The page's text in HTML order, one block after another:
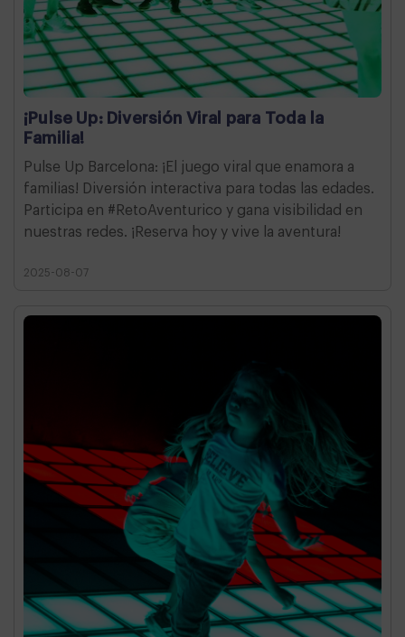
¡Pulse Up: Diversión Viral para Toda la
Familia!
Pulse Up Barcelona: ¡El juego viral que enamora a
familias! Diversión interactiva para todas las edades.
Participa en #RetoAventurico y gana visibilidad en
nuestras redes. ¡Reserva hoy y vive la aventura!
2025-08-07